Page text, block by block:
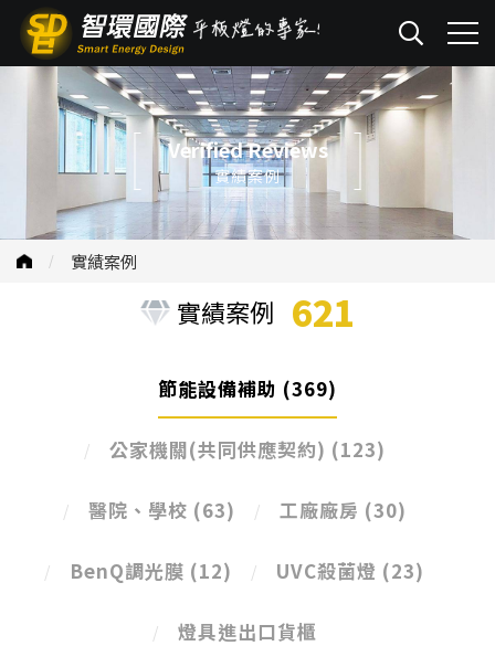
Verified Reviews
實績案例
實績案例
實績案例 621
節能設備補助 (369)
公家機關(共同供應契約) (123)
醫院、學校 (63) 工廠廠房 (30)
BenQ調光膜 (12) UVC殺菌燈 (23)
燈具進出口貨櫃